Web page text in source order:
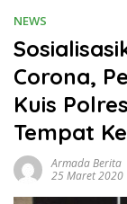
NEWS
Corona,
Kuis
Tempat
Armada Berita
25 Maret 2020